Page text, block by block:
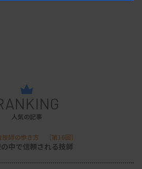
人気の記事
技師の歩き方 ［第16回］
中で信頼される技師